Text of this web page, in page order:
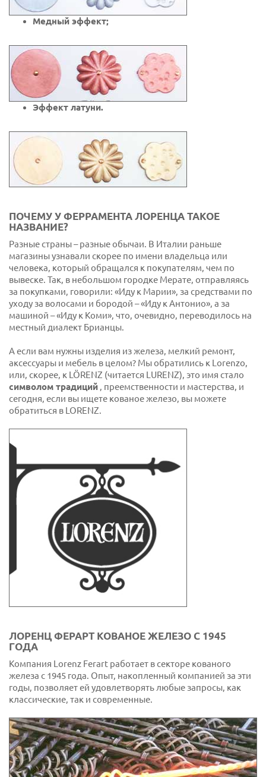
Медный эффект;
Эффект латуни.
ПОЧЕМУ У ФЕРРАМЕНТА ЛОРЕНЦА ТАКОЕ
НАЗВАНИЕ?
Разные страны – разные обычаи. В Италии раньше
магазины узнавали скорее по имени владельца или
человека, который обращался к покупателям, чем по
вывеске. Так, в небольшом городке Мерате, отправляясь
за покупками, говорили: «Иду к Марии», за средствами по
уходу за волосами и бородой – «Иду к Антонио», а за
машиной – «Иду к Коми», что, очевидно, переводилось на
местный диалект Брианцы.
А если вам нужны изделия из железа, мелкий ремонт,
аксессуары и мебель в целом? Мы обратились к Lorenzo,
или, скорее, к LÖRENZ (читается LURENZ), это имя стало
символом традиций , преемственности и мастерства, и
сегодня, если вы ищете кованое железо, вы можете
обратиться в LORENZ.
ЛОРЕНЦ ФЕРАРТ КОВАНОЕ ЖЕЛЕЗО С 1945
ГОДА
Компания Lorenz Ferart работает в секторе кованого
железа с 1945 года. Опыт, накопленный компанией за эти
годы, позволяет ей удовлетворять любые запросы, как
классические, так и современные.